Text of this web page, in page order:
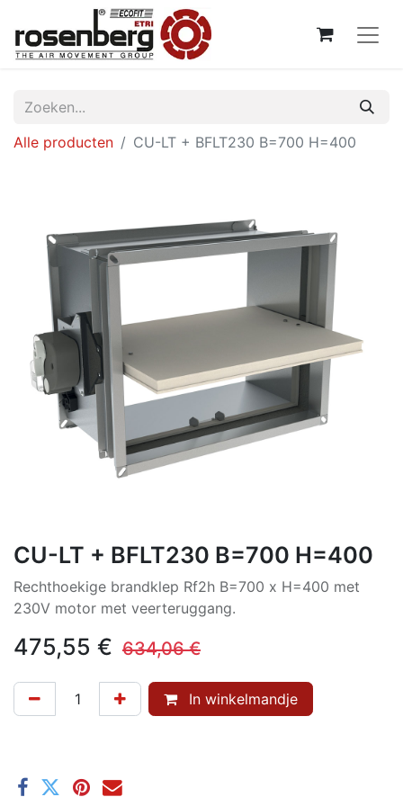
Alle producten CU-LT + BFLT230 B=700 H=400
CU-LT + BFLT230 B=700 H=400
Rechthoekige brandklep Rf2h B=700 x H=400 met
230V motor met veerteruggang.
475,55 € 634,06€
In winkelmandje